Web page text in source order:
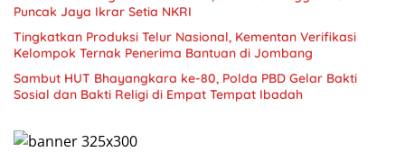
Puncak Jaya Ikrar Setia NKRI
Tingkatkan Produksi Telur Nasional, Kementan Verifikasi
Kelompok Ternak Penerima Bantuan di Jombang
Sambut HUT Bhayangkara ke-80, Polda PBD Gelar Bakti
Sosial dan Bakti Religi di Empat Tempat Ibadah